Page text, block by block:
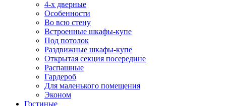
4-х дверные
Особенности
Во всю стену
Встроенные шкафы-купе
Под потолок
Раздвижные шкафы-купе
Открытая секция посередине
Распашные
Гардероб
Для маленького помещения
Эконом
Гостиные